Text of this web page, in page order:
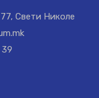
Свети Николе